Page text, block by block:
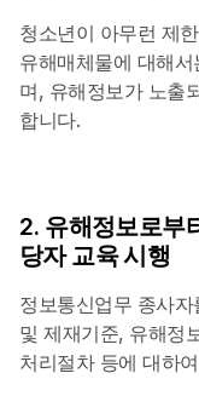
청소년이 아무런 제
유해매체물에 대해
며, 유해정보가 노출
합니다.
2. 유해정보로부
당자 교육 시행
정보통신업무 종사
및 제재기준, 유해정
처리절차 등에 대하